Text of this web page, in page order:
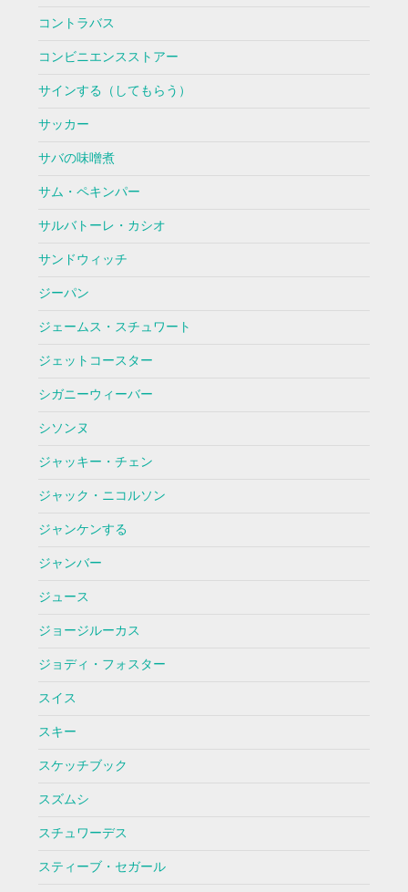
コントラバス
コンビニエンスストアー
サインする（してもらう）
サッカー
サバの味噌煮
サム・ペキンパー
サルバトーレ・カシオ
サンドウィッチ
ジーパン
ジェームス・スチュワート
ジェットコースター
シガニーウィーバー
シソンヌ
ジャッキー・チェン
ジャック・ニコルソン
ジャンケンする
ジャンバー
ジュース
ジョージルーカス
ジョディ・フォスター
スイス
スキー
スケッチブック
スズムシ
スチュワーデス
スティーブ・セガール